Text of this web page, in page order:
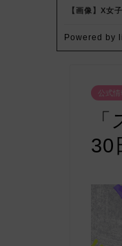
【画像】X女
Powered by
公式情
30